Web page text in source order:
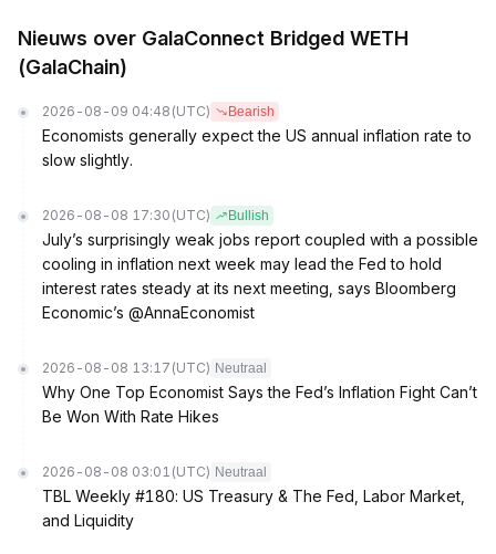
Nieuws over GalaConnect Bridged WETH
(GalaChain)
2026-08-09 04:48 (UTC) Bearish
Economists generally expect the US annual inflation rate to
slow slightly.
2026-08-08 17:30 (UTC) Bullish
July’s surprisingly weak jobs report coupled with a possible
cooling in inflation next week may lead the Fed to hold
interest rates steady at its next meeting, says Bloomberg
Economic’s @AnnaEconomist
2026-08-08 13:17 (UTC) Neutraal
Why One Top Economist Says the Fed’s Inflation Fight Can’t
Be Won With Rate Hikes
2026-08-08 03:01 (UTC) Neutraal
TBL Weekly #180: US Treasury & The Fed, Labor Market,
and Liquidity